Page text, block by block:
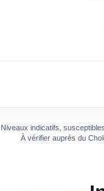
Niveaux indicatifs,
À vérifier auprès du